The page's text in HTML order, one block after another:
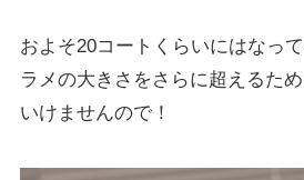
およそ20コートくらいにはなっ
ラメの大きさをさらに超えるた
いけませんので！